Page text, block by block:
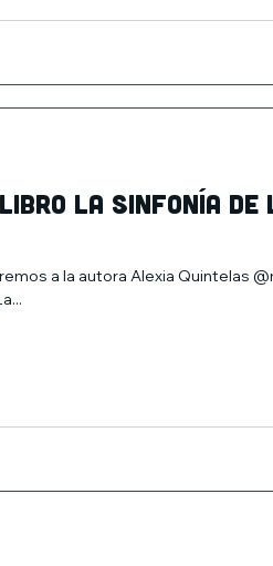
La Sinfonía de
a la autora Alexia Quintelas